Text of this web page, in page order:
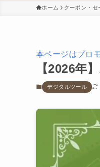
ホーム クーポン・セ
本ページはプロ
【2026年
デジタルツール